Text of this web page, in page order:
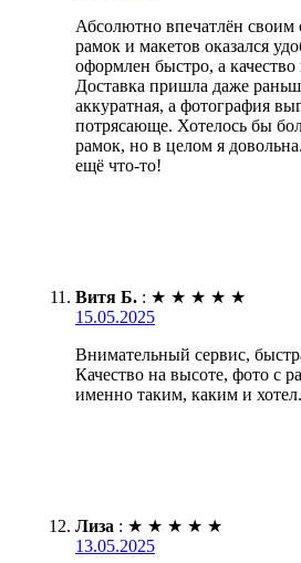
Абсолютно впечатлён
рамок и макетов оказался
оформлен быстро, а качество
Доставка пришла даже
аккуратная, а фотография
потрясающе. Хотелось бы
рамок, но в целом я
ещё что-то!
Витя Б. : ★ ★ ★ ★ ★
15.05.2025
Внимательный сервис,
Качество на высоте, фото с
именно таким, каким и
Лиза : ★ ★ ★ ★ ★
13.05.2025